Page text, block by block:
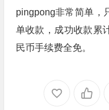
pingpong非常简单，
单收款，成功收款累
民币手续费全免。